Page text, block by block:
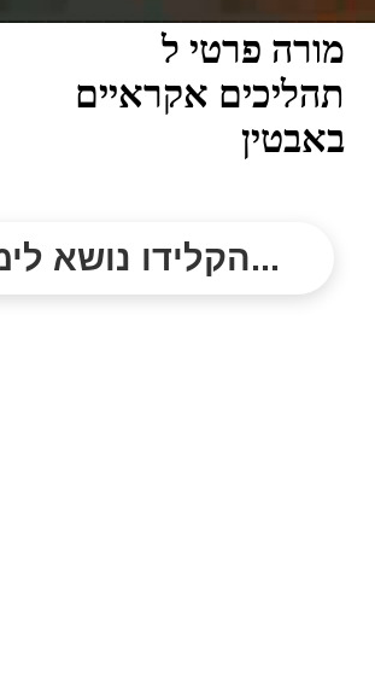
מורה פרטי ל
תהליכים אקראיים
באבטין
הקלידו נושא לימוד...